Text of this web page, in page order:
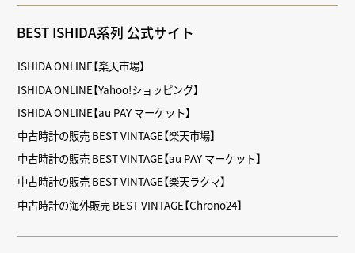
BEST ISHIDA系列 公式サイト
ISHIDA ONLINE【楽天市場】
ISHIDA ONLINE【Yahoo!ショッピング】
ISHIDA ONLINE【au PAY マーケット】
中古時計の販売 BEST VINTAGE【楽天市場】
中古時計の販売 BEST VINTAGE【au PAY マーケット】
中古時計の販売 BEST VINTAGE【楽天ラクマ】
中古時計の海外販売 BEST VINTAGE【Chrono24】